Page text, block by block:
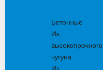
Бетонные
Из
высокопрочного
чугуна